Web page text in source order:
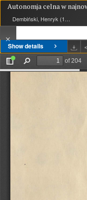
Show details
Autonomja celna w
Dembiński, Henryk (1900-1949)